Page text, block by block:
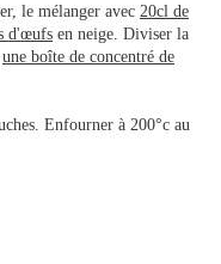
le mélanger avec 20cl de
d'œufs en neige. Diviser la
une boîte de concentré de
Enfourner à 200°c au